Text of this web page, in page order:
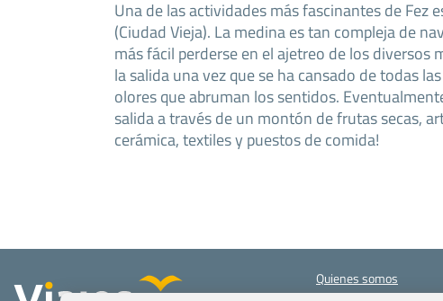
Una de las actividades más fascinantes de Fez
(Ciudad Vieja). La medina es tan compleja de
más fácil perderse en el ajetreo de los diversos
la salida una vez que se ha cansado de todas
olores que abruman los sentidos.
salida a través de un montón de frutas secas,
cerámica, textiles y puestos de comida!
Quienes somos